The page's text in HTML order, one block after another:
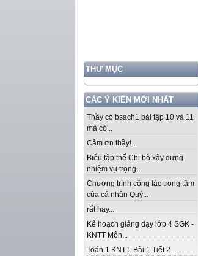
THƯ MỤC
CÁC Ý KIẾN MỚI NHẤT
Thầy có bsach1 bài tập 10 và 11
mà có...
Cảm ơn thầy!...
Biểu tập thể Chi bộ xây dựng
nhiệm vụ trọng...
Chương trình công tác trọng tâm
của cá nhân Quý...
rất hay...
Kế hoạch giảng dạy lớp 4 SGK -
KNTT Môn...
Toán 1 KNTT. Bài 1 Tiết 2....